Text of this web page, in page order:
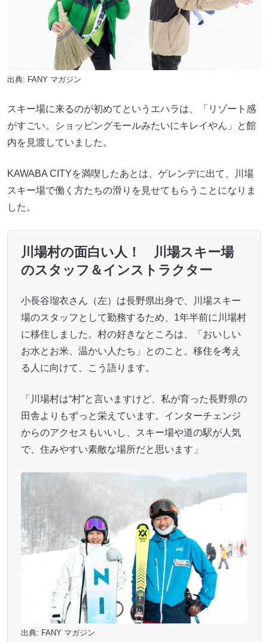
出典: FANY マガジン
スキー場に来るのが初めてというエハラは、「リゾート感
がすごい。ショッピングモールみたいにキレイやん」と館
内を見渡していました。
KAWABA CITYを満喫したあとは、ゲレンデに出て、川場
スキー場で働く方たちの滑りを見せてもらうことになりま
した。
川場村の面白い人！ 川場スキー場
のスタッフ＆インストラクター
小長谷瑠衣さん（左）は長野県出身で、川場スキー
場のスタッフとして勤務するため、1年半前に川場村
に移住しました。村の好きなところは、「おいしい
お水とお米、温かい人たち」とのこと。移住を考え
る人に向けて、こう語ります。
「川場村は“村”と言いますけど、私が育った長野県の
田舎よりもずっと栄えています。インターチェンジ
からのアクセスもいいし、スキー場や道の駅が人気
で、住みやすい素敵な場所だと思います」
出典: FANY マガジン